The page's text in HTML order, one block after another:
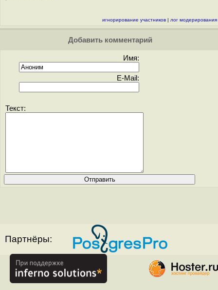
игнорирование участников | лог модерирования
Добавить комментарий
Имя:
E-Mail:
Текст:
Партнёры: